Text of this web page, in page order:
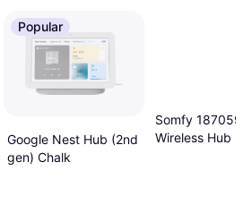
Popular
Google Nest Hub (2nd
gen) Chalk
Somfy
Wireless Hub